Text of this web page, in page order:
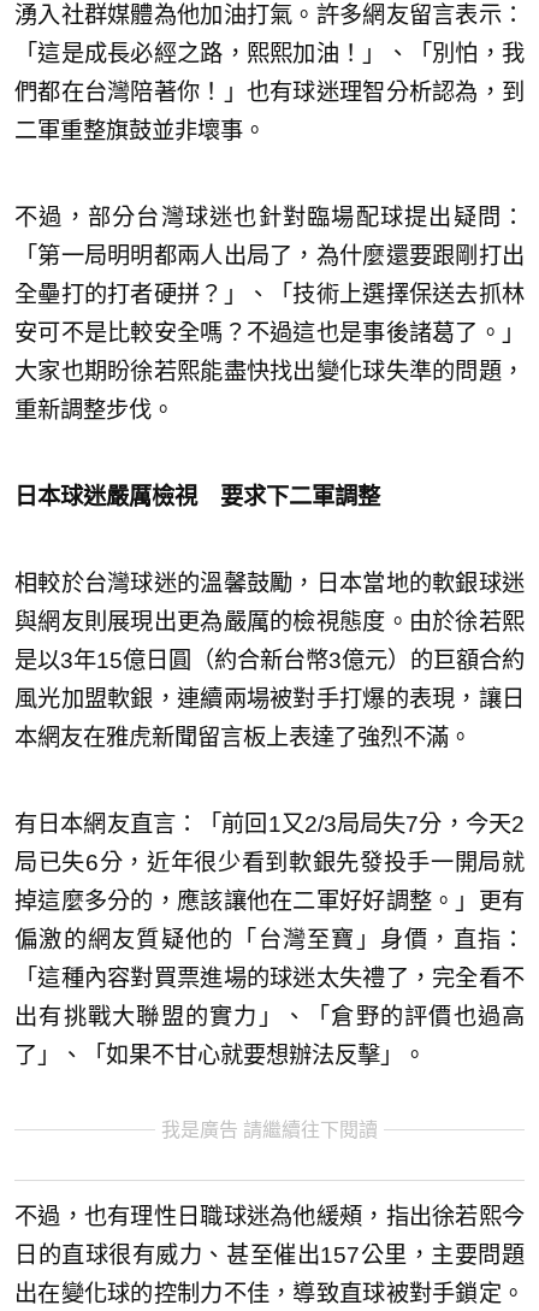
湧入社群媒體為他加油打氣。許多網友留言表示：
「這是成長必經之路，熙熙加油！」、「別怕，我
們都在台灣陪著你！」也有球迷理智分析認為，到
二軍重整旗鼓並非壞事。
不過，部分台灣球迷也針對臨場配球提出疑問：
「第一局明明都兩人出局了，為什麼還要跟剛打出
全壘打的打者硬拼？」、「技術上選擇保送去抓林
安可不是比較安全嗎？不過這也是事後諸葛了。」
大家也期盼徐若熙能盡快找出變化球失準的問題，
重新調整步伐。
日本球迷嚴厲檢視 要求下二軍調整
相較於台灣球迷的溫馨鼓勵，日本當地的軟銀球迷
與網友則展現出更為嚴厲的檢視態度。由於徐若熙
是以3年15億日圓（約合新台幣3億元）的巨額合約
風光加盟軟銀，連續兩場被對手打爆的表現，讓日
本網友在雅虎新聞留言板上表達了強烈不滿。
有日本網友直言：「前回1又2/3局局失7分，今天2
局已失6分，近年很少看到軟銀先發投手一開局就
掉這麼多分的，應該讓他在二軍好好調整。」更有
偏激的網友質疑他的「台灣至寶」身價，直指：
「這種內容對買票進場的球迷太失禮了，完全看不
出有挑戰大聯盟的實力」、「倉野的評價也過高
了」、「如果不甘心就要想辦法反擊」。
我是廣告 請繼續往下閱讀
不過，也有理性日職球迷為他緩頰，指出徐若熙今
日的直球很有威力、甚至催出157公里，主要問題
出在變化球的控制力不佳，導致直球被對手鎖定。